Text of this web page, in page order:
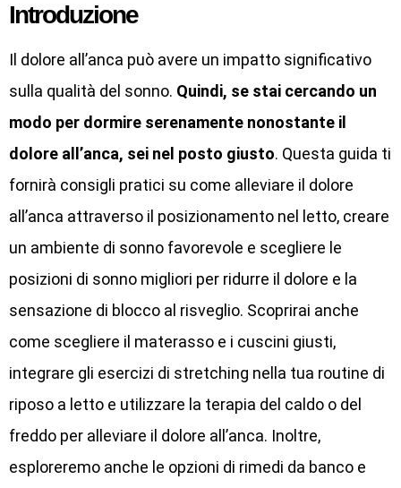
Introduzione
Il dolore all’anca può avere un impatto significativo
sulla qualità del sonno. Quindi, se stai cercando un
modo per dormire serenamente nonostante il
dolore all’anca, sei nel posto giusto. Questa guida ti
fornirà consigli pratici su come alleviare il dolore
all’anca attraverso il posizionamento nel letto, creare
un ambiente di sonno favorevole e scegliere le
posizioni di sonno migliori per ridurre il dolore e la
sensazione di blocco al risveglio. Scoprirai anche
come scegliere il materasso e i cuscini giusti,
integrare gli esercizi di stretching nella tua routine di
riposo a letto e utilizzare la terapia del caldo o del
freddo per alleviare il dolore all’anca. Inoltre,
esploreremo anche le opzioni di rimedi da banco e